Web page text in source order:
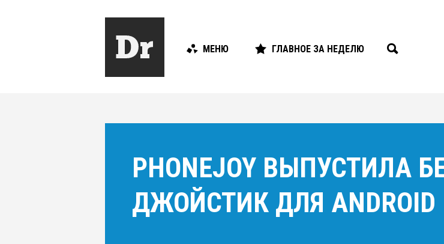
МЕНЮ ГЛАВНОЕ ЗА НЕДЕЛЮ
PHONEJOY ВЫПУСТИЛА
ДЖОЙСТИК ДЛЯ ANDROID